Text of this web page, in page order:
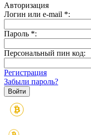
Авторизация
Логин или e-mail *:
Пароль *:
Персональный пин код:
Регистрация
Забыли пароль?